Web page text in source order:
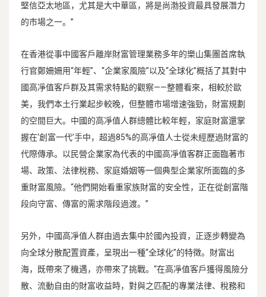
堅信亞太地區，尤其是大中華區，將是尚渤投資最具發展潛力
的市場之一。”
在香港從事中國客戶離岸財富管理業務多年的樂山集團首席執
行官鄭姍姍用“年輕”、“企業家風險”以及“全球化”概括了其對中
國高凈值客戶群及其需求特點的觀察——整體看來，相較於歐
美，我們本土行業起步較晚，但整體市場增速強勁，財富規劃
的空間巨大。中國的高凈值人群總體比較年輕，家庭財富還掌
握在‘創富一代’手中，超過85%的高凈值人士從未經歷過財富的
代際傳承。以民營企業家為代表的中國高凈值客群正面臨著市
場、政策、法律稅務、家庭婚姻等一個典型企業家所面臨的多
重財富風險。“他們開始看重家族財富的安全性，正在從創富階
段向守富、傳富的需求階段過渡。”
另外，中國高凈值人群由過去集中於國內投資，正逐步轉變為
向全球分散配置資產，呈現出一種“全球化”的特徵。財富出
海，既帶來了機遇，亦帶來了挑戰。“在高凈值客戶獲得風險分
散、流動自由的財富收益時，對與之匹配的專業法律、稅務和